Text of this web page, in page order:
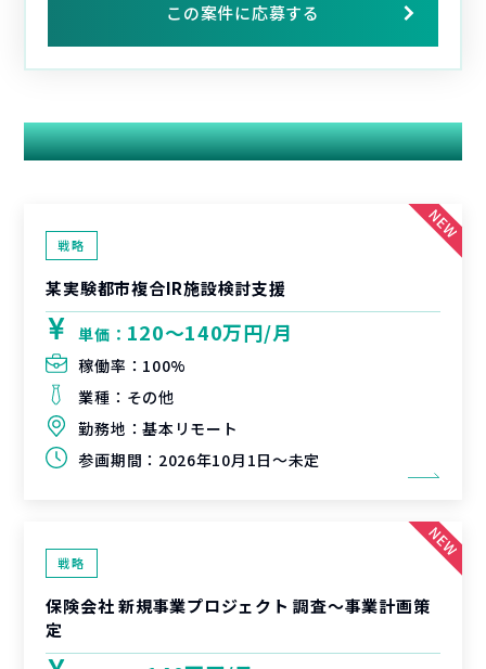
この案件に応募する
関連する案件
戦略
某実験都市複合IR施設検討支援
単価： 120〜140万円/月
稼働率： 100%
業種： その他
勤務地：基本リモート
参画期間： 2026年10月1日～未定
戦略
保険会社 新規事業プロジェクト 調査〜事業計画策
定